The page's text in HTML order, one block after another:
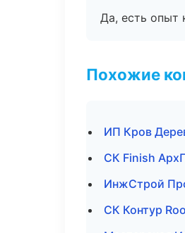
Да, есть опыт
Похожие
ИП Кров
СК Finish
ИнжСтрой
СК Контур